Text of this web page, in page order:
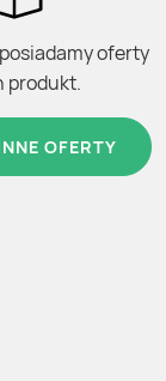
oferty
produkt.
OFERTY